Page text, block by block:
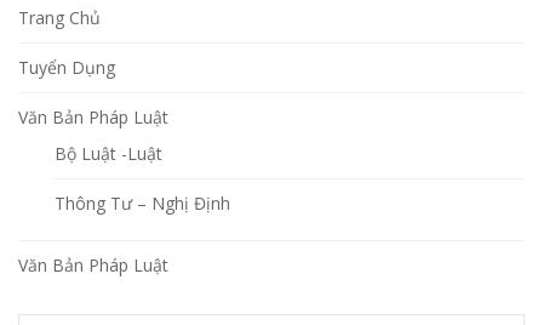
Trang Chủ
Tuyển Dụng
Văn Bản Pháp Luật
Bộ Luật -Luật
Thông Tư – Nghị Định
Văn Bản Pháp Luật